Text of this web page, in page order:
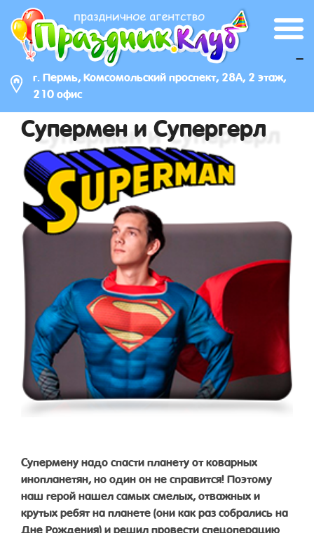
г. Пермь, Комсомольский проспект, 28А, 2 этаж,
210 офис
_
Супермен и Супергерл
Супермену надо спасти планету от коварных
инопланетян, но один он не справится! Поэтому
наш герой нашел самых смелых, отважных и
крутых ребят на планете (они как раз собрались на
Дне Рождения) и решил провести спецоперацию